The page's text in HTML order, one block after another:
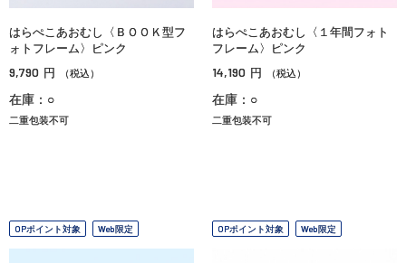
はらぺこあおむし〈ＢＯＯＫ型フ
ォトフレーム〉ピンク
9,790 円 （税込）
在庫：○
二重包装不可
はらぺこあおむし〈１年間フォト
フレーム〉ピンク
14,190 円 （税込）
在庫：○
二重包装不可
OPポイント対象 Web限定 OPポイント対象 Web限定